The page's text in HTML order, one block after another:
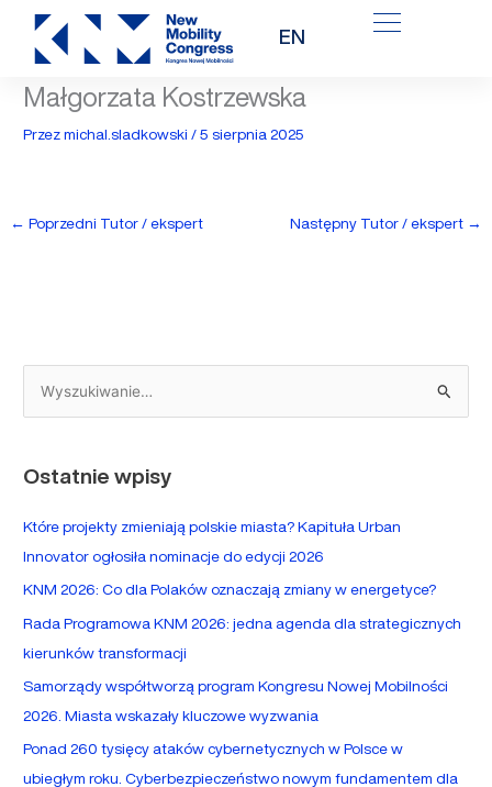
Przejdź
treści
EN
Małgorzata Kostrzewska
Przezmichal.sladkowski/5 sierpnia 2025
← Poprzedni Tutor / ekspert Następny Tutor / ekspert →
z
k
l
a
:
Ostatnie wpisy
Które projekty zmieniają polskie miasta? Kapituła Urban
Innovator ogłosiła nominacje do edycji 2026
KNM 2026: Co dla Polaków oznaczają zmiany w energetyce?
Rada Programowa KNM 2026: jedna agenda dla strategicznych
kierunków transformacji
Samorządy współtworzą program Kongresu Nowej Mobilności
2026. Miasta wskazały kluczowe wyzwania
Ponad 260 tysięcy ataków cybernetycznych w Polsce w
ubiegłym roku. Cyberbezpieczeństwo nowym fundamentem dla